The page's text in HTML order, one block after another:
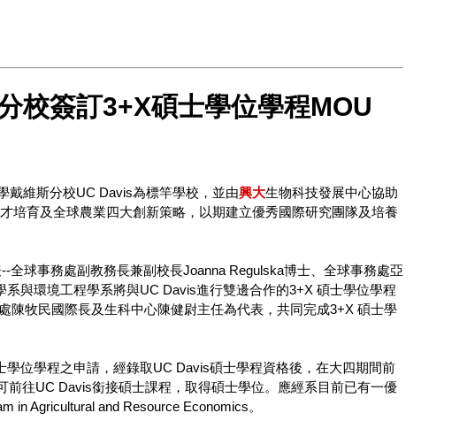
校簽訂3+X碩士學位學程MOU
戴維斯分校UC Davis為標竿學校，並由興大生物科技發展中心協助
培育及全球農業四大創新策略，以期建立優秀國際研究團隊及培養
球事務處副教務長兼副校長Joanna Regulska博士、全球事務處亞
系與環境工程學系將與UC Davis進行雙邊合作的3+X 碩士學位學程
陳牧民國際長及生科中心陳健尉主任為代表，共同完成3+X 碩士學
位學程之申請，經錄取UC Davis碩士學程資格後，在大四期間前
往UC Davis銜接碩士課程，取得碩士學位。應經系目前已有一優
in Agricultural and Resource Economics。